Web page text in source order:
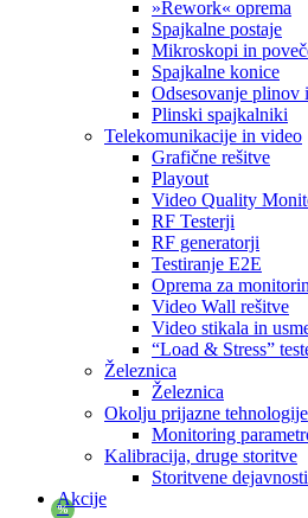
»Rework« oprema
Spajkalne postaje
Mikroskopi in
Spajkalne konice
Odsesovanje plinov
Plinski spajkalniki
Telekomunikacije in video
Grafične rešitve
Playout
Video Quality
RF Testerji
RF generatorji
Testiranje E2E
Oprema za
Video Wall rešitve
Video stikala in
“Load & Stress”
Železnica
Železnica
Okolju prijazne tehnologije
Monitoring
Kalibracija, druge storitve
Storitvene
Akcije
%